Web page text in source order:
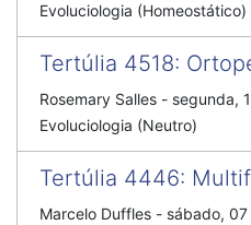
Evoluciologia (Homeostático)
Tertúlia 4518:
Rosemary Salles - segunda,
Evoluciologia (Neutro)
Tertúlia 4446:
Marcelo Duffles - sábado,